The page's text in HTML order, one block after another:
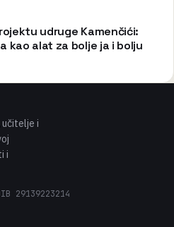
udruge Kamenčići:
kao alat za bolje ja i bolju
učitelje i
i
29139223214